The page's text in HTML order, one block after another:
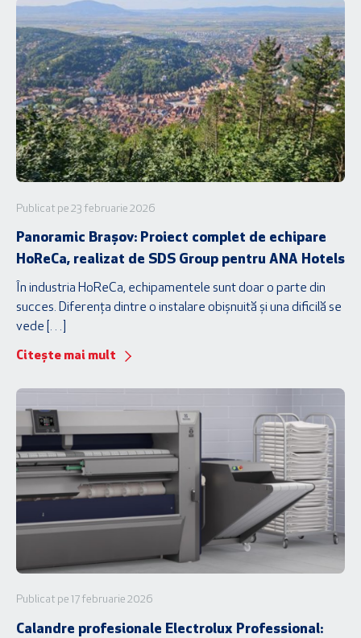
Publicat pe 23 februarie 2026
Panoramic Brașov: Proiect complet de echipare
HoReCa, realizat de SDS Group pentru ANA Hotels
În industria HoReCa, echipamentele sunt doar o parte din
succes. Diferența dintre o instalare obișnuită și una dificilă se
vede […]
Citește mai mult
Publicat pe 17 februarie 2026
Calandre profesionale Electrolux Professional: